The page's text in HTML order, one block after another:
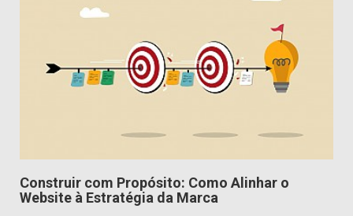
Construir com Propósito: Como Alinhar o
Website à Estratégia da Marca